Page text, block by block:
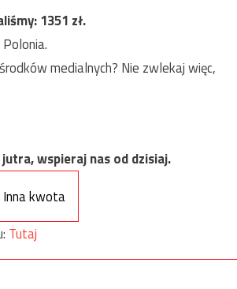
1351 zł.
medialnych? Nie zwlekaj więc,
wspieraj nas od dzisiaj.
Inna kwota
Tutaj